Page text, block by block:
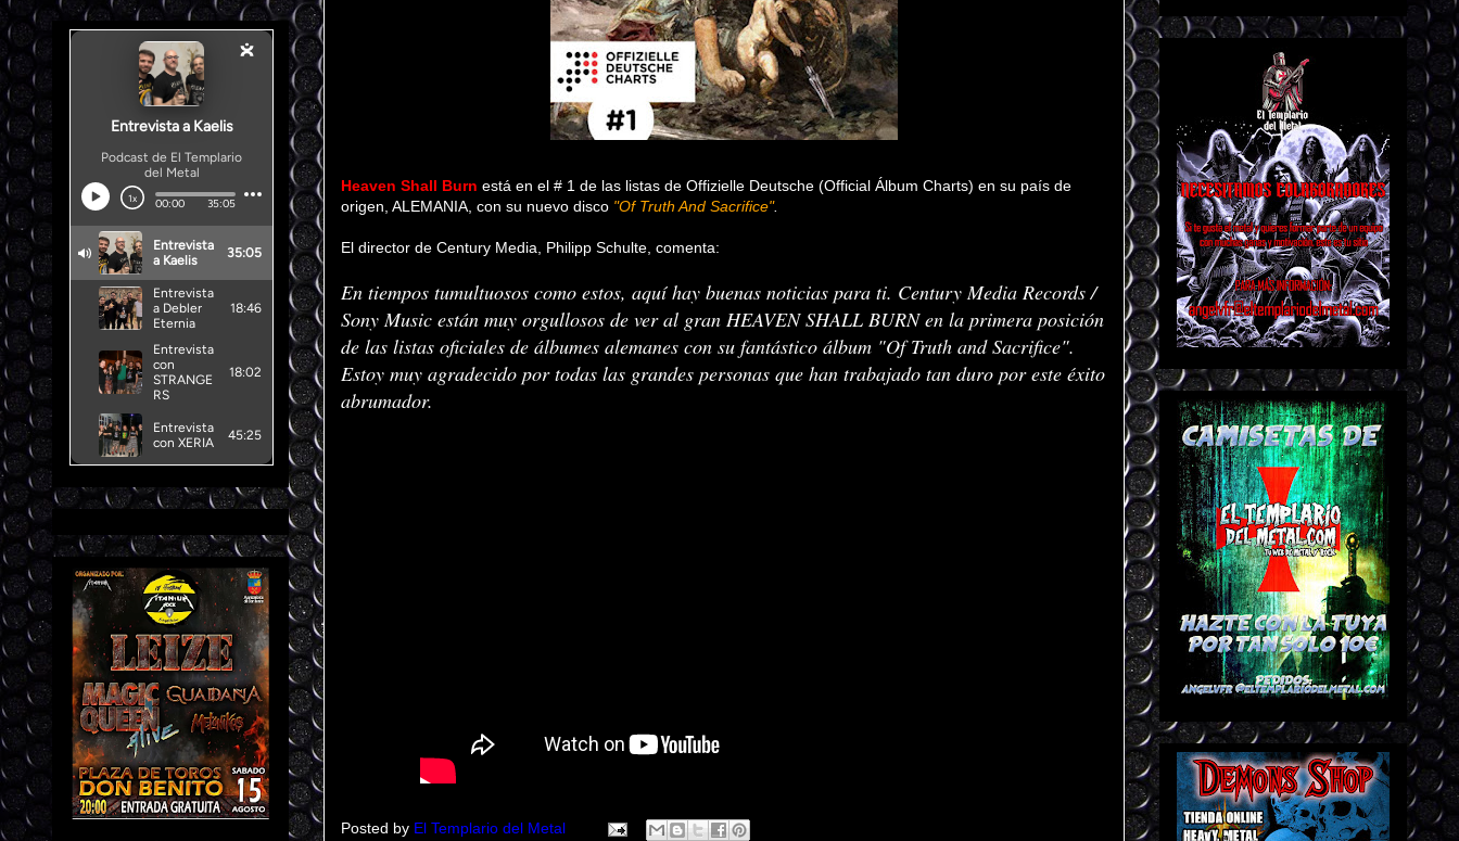
Heaven Shall Burn está en el # 1 de las listas de Offizielle Deutsche (Official Álbum Charts) en su país de
origen, ALEMANIA, con su nuevo disco "Of Truth And Sacrifice".
El director de Century Media, Philipp Schulte, comenta:
En tiempos tumultuosos como estos, aquí hay buenas noticias para ti. Century Media Records /
Sony Music están muy orgullosos de ver al gran HEAVEN SHALL BURN en la primera posición
de las listas oficiales de álbumes alemanes con su fantástico álbum "Of Truth and Sacrifice".
Estoy muy agradecido por todas las grandes personas que han trabajado tan duro por este éxito
abrumador.
Posted by El Templario del Metal